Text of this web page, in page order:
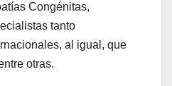
Congénitas,
tanto
al igual, que
otras.